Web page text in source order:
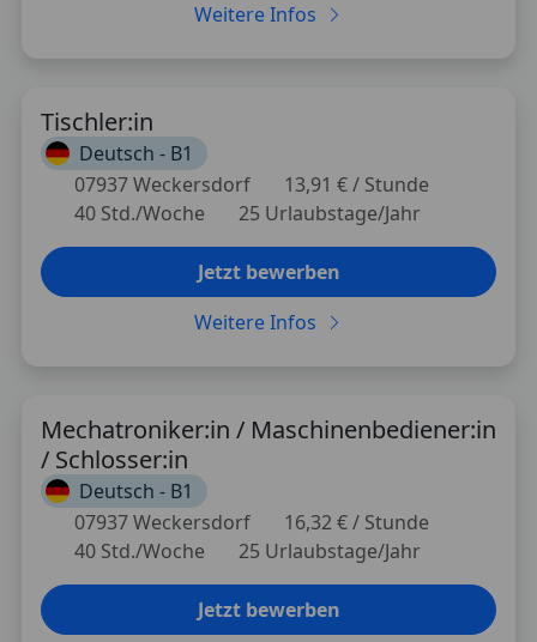
Weitere Infos
Tischler:in
Deutsch - B1
07937 Weckersdorf
13,91 € / Stunde
40 Std./Woche
25 Urlaubstage/Jahr
Jetzt bewerben
Weitere Infos
Mechatroniker:in / Maschinenbediener:in
/ Schlosser:in
Deutsch - B1
07937 Weckersdorf
16,32 € / Stunde
40 Std./Woche
25 Urlaubstage/Jahr
Jetzt bewerben